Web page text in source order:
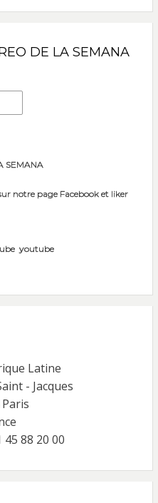
DE LA SEMANA
SEMANA
notre page Facebook et liker
youtube
Latine
- Jacques
45 88 20 00